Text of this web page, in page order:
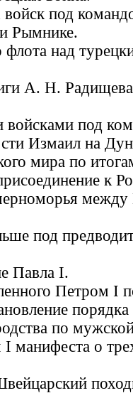
войск под
Рымнике.
флота над
А. Н.
войсками под
Измаил на
мира по
к
под
Павла I.
Петром I
по
манифеста о